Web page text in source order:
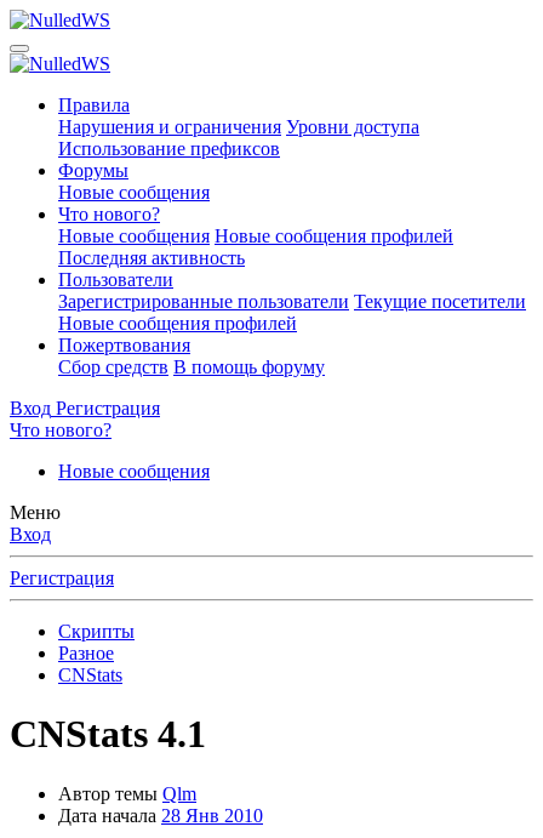
Правила
Нарушения и ограничения Уровни доступа
Использование префиксов
Форумы
Новые сообщения
Что нового?
Новые сообщения Новые сообщения профилей
Последняя активность
Пользователи
Зарегистрированные пользователи Текущие посетители
Новые сообщения профилей
Пожертвования
Сбор средств В помощь форуму
Вход Регистрация
Что нового?
Новые сообщения
Меню
Вход
Регистрация
Скрипты
Разное
CNStats
CNStats 4.1
Автор темы Qlm
Дата начала 28 Янв 2010